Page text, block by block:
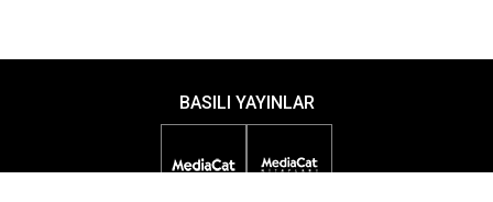
BASILI YAYINLAR